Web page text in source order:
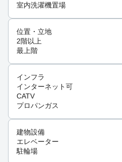
室内洗濯機置場
位置・立地
2階以上
最上階
インフラ
インターネット可
CATV
プロパンガス
建物設備
エレベーター
駐輪場